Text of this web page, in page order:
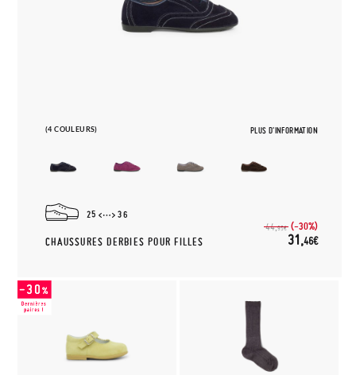
(4 COULEURS) PLUS D'INFORMATION
25 36
CHAUSSURES DERBIES POUR FILLES
44,95€ (-30%)
31,46€